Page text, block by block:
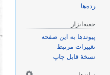
رده‌ها
جعبه‌ابزار
پیوندها به این صفحه
تغییرات مرتبط
نسخهٔ قابل چاپ